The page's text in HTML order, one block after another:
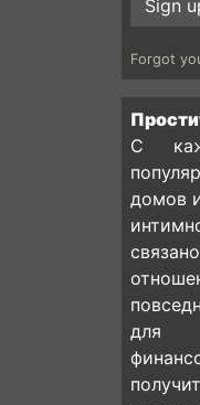
Sign
Forgot
С
домов
для